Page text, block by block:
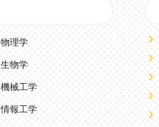
物理学
生物学
機械工学
情報工学